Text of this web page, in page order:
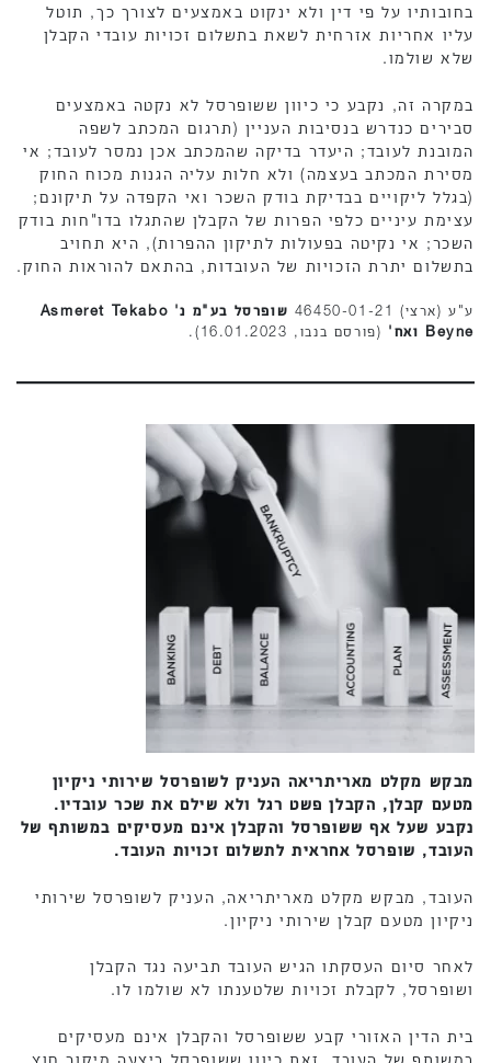
בחובותיו על פי דין ולא ינקוט באמצעים לצורך כך, תוטל
עליו אחריות אזרחית לשאת בתשלום זכויות עובדי הקבלן
שלא שולמו.
במקרה זה, נקבע כי כיוון ששופרסל לא נקטה באמצעים
סבירים כנדרש בנסיבות העניין (תרגום המכתב לשפה
המובנת לעובד; היעדר בדיקה שהמכתב אכן נמסר לעובד; אי
מסירת המכתב בעצמה) ולא חלות עליה הגנות מכוח החוק
(בגלל ליקויים בבדיקת בודק השכר ואי הקפדה על תיקונם;
עצימת עיניים כלפי הפרות של הקבלן שהתגלו בדו"חות בודק
השכר; אי נקיטה בפעולות לתיקון ההפרות), היא תחויב
בתשלום יתרת הזכויות של העובדות, בהתאם להוראות החוק.
ע"ע (ארצי) 46450-01-21
שופרסל בע"מ נ' Asmeret Tekabo
Beyne ואח'
(פורסם בנבו, 16.01.2023).
מבקש מקלט מאריתריאה העניק לשופרסל שירותי ניקיון
מטעם קבלן, הקבלן פשט רגל ולא שילם את שכר עובדיו.
נקבע שעל אף ששופרסל והקבלן אינם מעסיקים במשותף של
העובד, שופרסל אחראית לתשלום זכויות העובד.
העובד, מבקש מקלט מאריתריאה, העניק לשופרסל שירותי
ניקיון מטעם קבלן שירותי ניקיון.
לאחר סיום העסקתו הגיש העובד תביעה נגד הקבלן
ושופרסל, לקבלת זכויות שלטענתו לא שולמו לו.
בית הדין האזורי קבע ששופרסל והקבלן אינם מעסיקים